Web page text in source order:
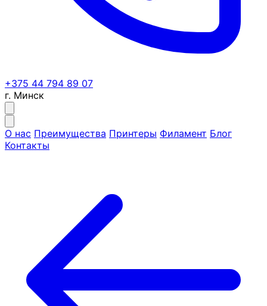
+375 44 794 89 07
г. Минск
О нас Преимущества Принтеры Филамент Блог
Контакты